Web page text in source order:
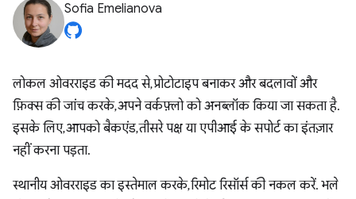
Sofia Emelianova
लोकल ओवरराइड की मदद से, प्रोटोटाइप बनाकर और बदलावों और
फ़िक्स की जांच करके, अपने वर्कफ़्लो को अनब्लॉक किया जा सकता है.
इसके लिए, आपको बैकएंड, तीसरे पक्ष या एपीआई के सपोर्ट का इंतज़ार
नहीं करना पड़ता.
स्थानीय ओवरराइड का इस्तेमाल करके, रिमोट रिसॉर्स की नकल करें. भले